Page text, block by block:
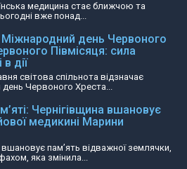
медицина стає ближчою та
вже понад...
Міжнародний день Червоного
Півмісяця: сила
дії
світова спільнота відзначає
Червоного Хреста...
Чернігівщина вшановує
медикині Марини
вшановує пам’ять відважної землячки,
яка змінила...